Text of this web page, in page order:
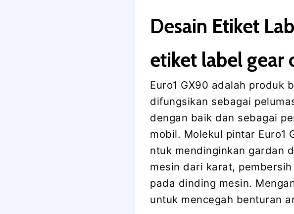
Desain Etiket
etiket label gear
Euro1 GX90 adalah produk
difungsikan sebagai
dengan baik dan sebagai
mobil. Molekul pintar Euro1
ntuk mendinginkan gardan
mesin dari karat,
pada dinding mesin.
untuk mencegah benturan